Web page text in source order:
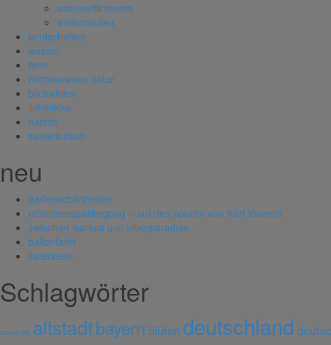
sommerflimmern
winterzauber
landschaften
wasser
tiere
microkosmos natur
blickwinkel
lichtblicke
nachts
samelsurium
neu
gartenschönheiten
münchenspaziergang – auf den spuren von Karl Valentin
zwischen isarlust und biberparadies
ballonfahrt
osterseen
Schlagwörter
abschied altstadtbayern blüten deutschland